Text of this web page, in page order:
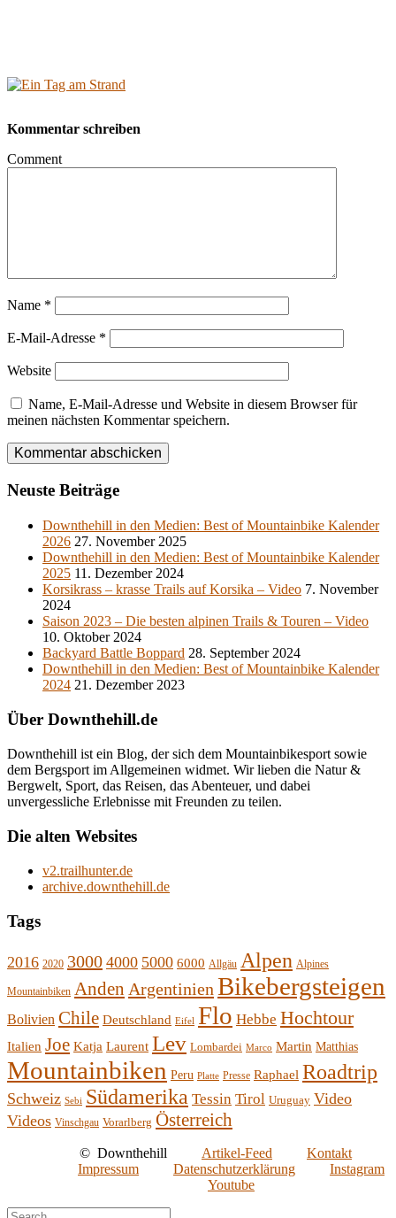
Kommentar schreiben
Comment
Name *
E-Mail-Adresse *
Website
Name, E-Mail-Adresse und Website in diesem Browser für
meinen nächsten Kommentar speichern.
Neuste Beiträge
Downthehill in den Medien: Best of Mountainbike Kalender
2026 27. November 2025
Downthehill in den Medien: Best of Mountainbike Kalender
2025 11. Dezember 2024
Korsikrass – krasse Trails auf Korsika – Video 7. November
2024
Saison 2023 – Die besten alpinen Trails & Touren – Video
10. Oktober 2024
Backyard Battle Boppard 28. September 2024
Downthehill in den Medien: Best of Mountainbike Kalender
2024 21. Dezember 2023
Über Downthehill.de
Downthehill ist ein Blog, der sich dem Mountainbikesport sowie
dem Bergsport im Allgemeinen widmet. Wir lieben die Natur &
Bergwelt, Sport, das Reisen, das Abenteuer, und dabei
unvergessliche Erlebnisse mit Freunden zu teilen.
Die alten Websites
v2.trailhunter.de
archive.downthehill.de
Tags
2016 2020 3000 4000 5000 6000 Allgäu Alpen Alpines
Mountainbiken Anden Argentinien Bikebergsteigen
Bolivien Chile Deutschland Eifel Flo Hebbe Hochtour
Italien Joe Katja Laurent Lev Lombardei Marco Martin Matthias
Mountainbiken Peru Platte Presse Raphael Roadtrip
Schweiz Sebi Südamerika Tessin Tirol Uruguay Video
Videos Vinschgau Vorarlberg Österreich
© Downthehill Artikel-Feed
Kontakt
Impressum
Datenschutzerklärung
Instagram
Youtube